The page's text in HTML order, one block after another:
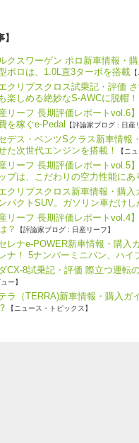
クスワーゲン ポロ新車情報・
ポロは、1.0L直3ターボを搭載
クリプスクロス試乗記・評価
楽しめる絶妙なS-AWCに脱帽！
産リーフ 長期評価レポートvol.6
を稼ぐe-Pedal
【評論家ブログ : 日産
デス・ベンツSクラス新車情
た次世代エンジンを搭載！
【ニ
産リーフ 長期評価レポートvol.5
プは、こだわりの空力性能にあ
クリプスクロス新車情報・購
パクトSUV。ガソリン車だけ
産リーフ 長期評価レポートvol.4
？
【評論家ブログ : 日産リーフ】
レナe-POWER新車情報・購入
ナ！ 5ナンバーミニバン、ハイ
CX-8試乗記・評価 際立つ運転
ー】
ラ（TERRA)新車情報・購入
【ニュース・トピックス】